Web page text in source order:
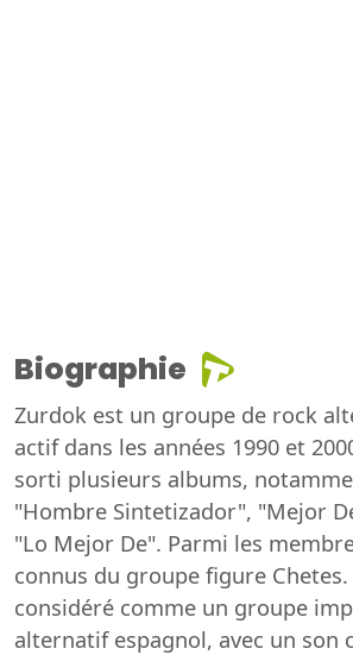
Biographie
Zurdok est un groupe de rock
actif dans les années 1990 et
sorti plusieurs albums,
"Hombre Sintetizador", "Mejor
"Lo Mejor De". Parmi les
connus du groupe figure
considéré comme un groupe
alternatif espagnol, avec un son